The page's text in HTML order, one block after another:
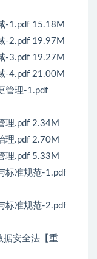
-1.pdf 15.18M
-2.pdf 19.97M
-3.pdf 19.27M
-4.pdf 21.00M
管理-1.pdf
理.pdf 2.34M
理.pdf 2.70M
理.pdf 5.33M
标准规范-1.pdf
标准规范-2.pdf
据安全法【重